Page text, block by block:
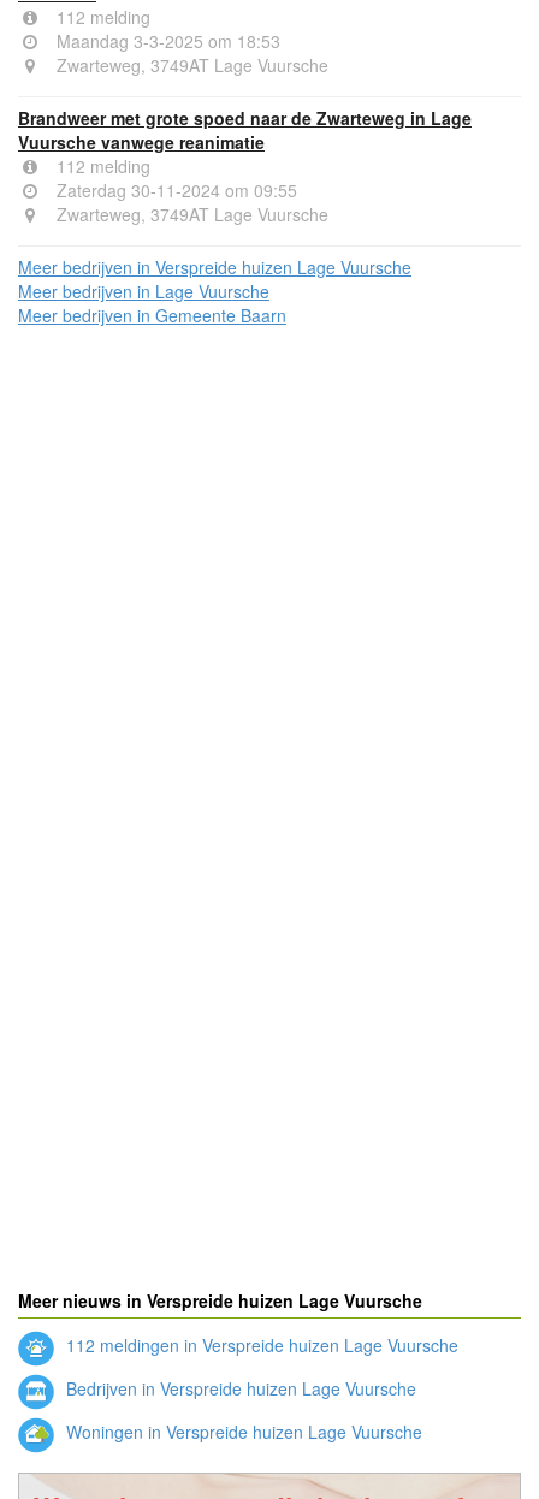
112 melding
Maandag 3-3-2025 om 18:53
Zwarteweg, 3749AT Lage Vuursche
Brandweer met grote spoed naar de Zwarteweg in Lage
Vuursche vanwege reanimatie
112 melding
Zaterdag 30-11-2024 om 09:55
Zwarteweg, 3749AT Lage Vuursche
Meer bedrijven in Verspreide huizen Lage Vuursche
Meer bedrijven in Lage Vuursche
Meer bedrijven in Gemeente Baarn
Meer nieuws in Verspreide huizen Lage Vuursche
112 meldingen in Verspreide huizen Lage Vuursche
Bedrijven in Verspreide huizen Lage Vuursche
Woningen in Verspreide huizen Lage Vuursche